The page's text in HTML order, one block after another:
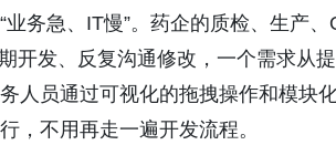
业务急、IT慢”。药企的质检、生产
开发、反复沟通修改，一个需求从
人员通过可视化的拖拽操作和模块
，不用再走一遍开发流程。